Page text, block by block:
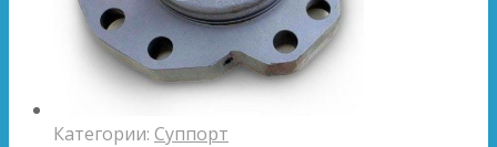
Категории: Суппорт